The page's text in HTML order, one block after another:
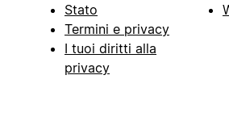
Stato
Termini e privacy
I tuoi diritti alla
privacy